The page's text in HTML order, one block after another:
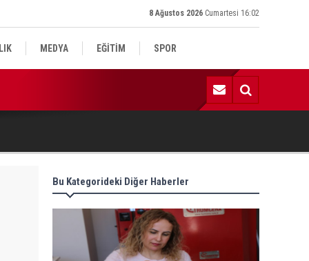
8 Ağustos 2026 Cumartesi 16:02
MEDYA EĞİTİM SPOR
| Kadın Yaşam ve Yüzme Merkezi inşaatı hızla ilerliyor
Bu Kategorideki Diğer Haberler